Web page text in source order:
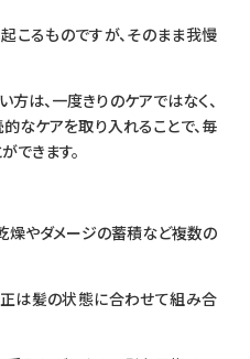
こるものですが、そのまま我慢
は、一度きりのケアではなく、
なケアを取り入れることで、毎
できます。
燥やダメージの蓄積など複数の
正は髪の状態に合わせて組み合